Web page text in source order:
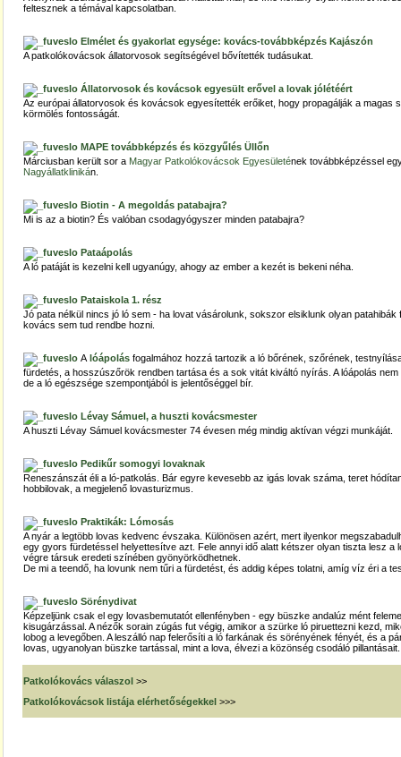
feltesznek a témával kapcsolatban.
Elmélet és gyakorlat egysége: kovács-továbbképzés Kajászón
A patkolókovácsok állatorvosok segítségével bővítették tudásukat.
Állatorvosok és kovácsok egyesült erővel a lovak jólétéért
Az európai állatorvosok és kovácsok egyesítették erőiket, hogy propagálják a magas
körmölés fontosságát.
MAPE továbbképzés és közgyűlés Üllőn
Márciusban került sor a Magyar Patkolókovácsok Egyesületének továbbképzéssel
Nagyállatklinikán.
Biotin - A megoldás patabajra?
Mi is az a biotin? És valóban csodagyógyszer minden patabajra?
Pataápolás
A ló patáját is kezelni kell ugyanúgy, ahogy az ember a kezét is bekeni néha.
Pataiskola 1. rész
Jó pata nélkül nincs jó ló sem - ha lovat vásárolunk, sokszor elsiklunk olyan patahibák
kovács sem tud rendbe hozni.
A lóápolás fogalmához hozzá tartozik a ló bőrének, szőrének,
fürdetés, a hosszúszőrök rendben tartása és a sok vitát kiváltó nyírás. A lóápolás
de a ló egészsége szempontjából is jelentőséggel bír.
Lévay Sámuel, a huszti kovácsmester
A huszti Lévay Sámuel kovácsmester 74 évesen még mindig aktívan végzi munkáját.
Pedikűr somogyi lovaknak
Reneszánszát éli a ló-patkolás. Bár egyre kevesebb az igás lovak száma, teret
hobbilovak, a megjelenő lovasturizmus.
Praktikák: Lómosás
A nyár a legtöbb lovas kedvenc évszaka. Különösen azért, mert ilyenkor
egy gyors fürdetéssel helyettesítve azt. Fele annyi idő alatt kétszer olyan tiszta lesz a
végre társuk eredeti színében gyönyörködhetnek.
De mi a teendő, ha lovunk nem tűri a fürdetést, és addig képes tolatni, amíg víz éri a
Sörénydivat
Képzeljünk csak el egy lovasbemutatót ellenfényben - egy büszke andalúz mént
kisugárzással. A nézők sorain zúgás fut végig, amikor a szürke ló piruettezni kezd,
lobog a levegőben. A leszálló nap felerősíti a ló farkának és sörényének fényét, és a
lovas, ugyanolyan büszke tartással, mint a lova, élvezi a közönség csodáló pillantásait.
Patkolókovács válaszol >>
Patkolókovácsok listája elérhetőségekkel >>>